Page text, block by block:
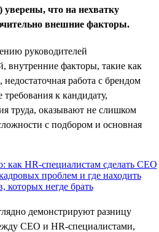
что на нехватку
внешние факторы.
руководителей
внутренние факторы, такие как
работа с брендом
к кандидату,
труда, оказывают не слишком
с подбором и основная
демонстрируют разницу
CEO и HR-специалистами,